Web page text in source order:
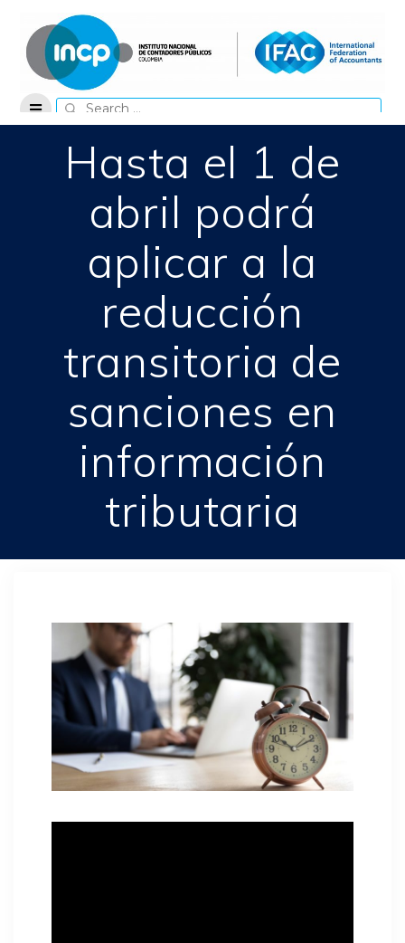
content
Search
for:
Hasta el 1 de
abril podrá
aplicar a la
reducción
transitoria de
sanciones en
información
tributaria